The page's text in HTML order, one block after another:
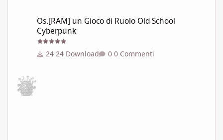
Os.[RAM] un Gioco di Ruolo Old School
Cyberpunk
24 Download 0 Commenti